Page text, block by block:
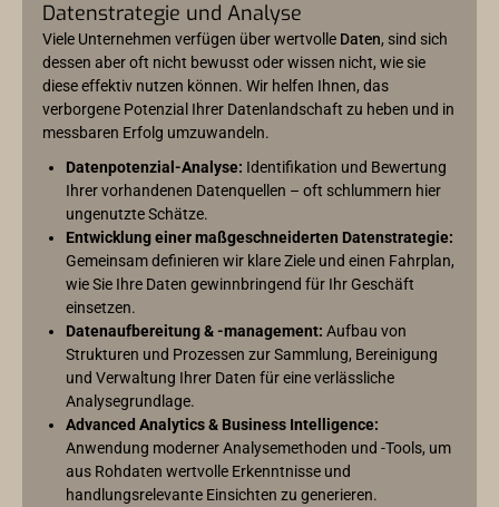
Datenstrategie und Analyse
Viele Unternehmen verfügen über wertvolle Daten, sind sich
dessen aber oft nicht bewusst oder wissen nicht, wie sie
diese effektiv nutzen können. Wir helfen Ihnen, das
verborgene Potenzial Ihrer Datenlandschaft zu heben und in
messbaren Erfolg umzuwandeln.
Datenpotenzial-Analyse: Identifikation und Bewertung
Ihrer vorhandenen Datenquellen – oft schlummern hier
ungenutzte Schätze.
Entwicklung einer maßgeschneiderten Datenstrategie:
Gemeinsam definieren wir klare Ziele und einen Fahrplan,
wie Sie Ihre Daten gewinnbringend für Ihr Geschäft
einsetzen.
Datenaufbereitung & -management: Aufbau von
Strukturen und Prozessen zur Sammlung, Bereinigung
und Verwaltung Ihrer Daten für eine verlässliche
Analysegrundlage.
Advanced Analytics & Business Intelligence:
Anwendung moderner Analysemethoden und -Tools, um
aus Rohdaten wertvolle Erkenntnisse und
handlungsrelevante Einsichten zu generieren.